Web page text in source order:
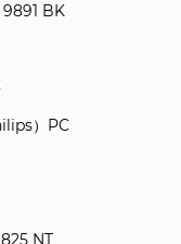
BK
）PC
NT